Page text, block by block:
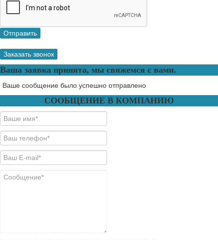
Отправить
Заказать звонок
Ваша заявка принята, мы свяжемся с вами.
Ваше сообщение было успешно отправлено
СООБЩЕНИЕ В КОМПАНИЮ